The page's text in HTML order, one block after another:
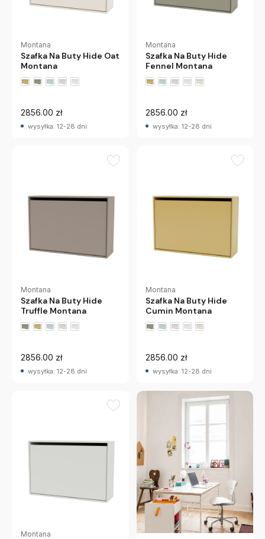
Montana
Szafka Na Buty Hide Oat
Montana
2856.00 zł
wysyłka: 12-28 dni
Montana
Szafka Na Buty Hide
Fennel Montana
2856.00 zł
wysyłka: 12-28 dni
Montana
Szafka Na Buty Hide
Truffle Montana
2856.00 zł
wysyłka: 12-28 dni
Montana
Szafka Na Buty Hide
Cumin Montana
2856.00 zł
wysyłka: 12-28 dni
Montana